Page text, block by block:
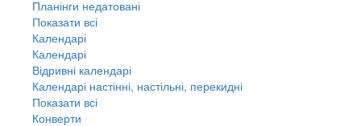
Планінги недатовані
Показати всі
Календарі
Календарі
Відривні календарі
Календарі настінні, настільні, перекидні
Показати всі
Конверти